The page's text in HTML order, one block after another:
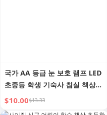
국가 AA 등급 눈 보호 램프 LED
초중등 학생 기숙사 침실 책상
독서 및 학습 전용 어린이 책상
램프
$10.00$13.33